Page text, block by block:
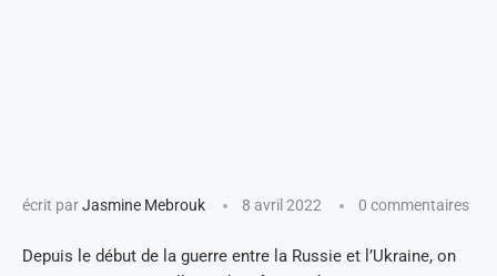
écrit parJasmine Mebrouk 8 avril 2022 0 commentaires
Depuis le début de la guerre entre la Russie et l’Ukraine, on